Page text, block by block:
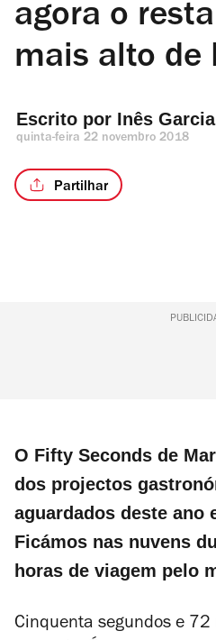
agora o
mais alto de
Escrito por Inês Garcia
quinta-feira 22 novembro 2018
Partilhar
O Fifty Seconds de
dos projectos
aguardados deste ano
Ficámos nas nuvens
horas de viagem pelo
Cinquenta segundos e 72